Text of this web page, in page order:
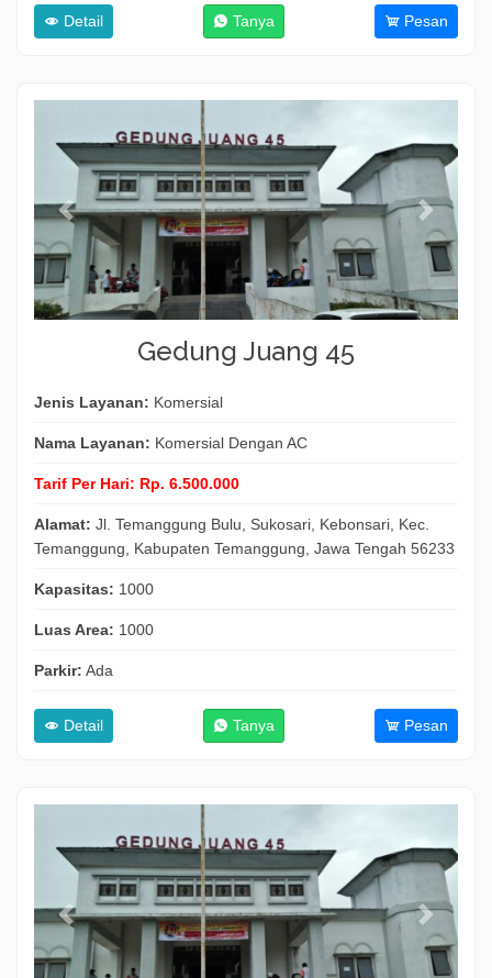
Detail Tanya Pesan
Gedung Juang 45
Jenis Layanan: Komersial
Nama Layanan: Komersial Dengan AC
Tarif Per Hari: Rp. 6.500.000
Alamat: Jl. Temanggung Bulu, Sukosari, Kebonsari, Kec.
Temanggung, Kabupaten Temanggung, Jawa Tengah 56233
Kapasitas: 1000
Luas Area: 1000
Parkir: Ada
Detail Tanya Pesan